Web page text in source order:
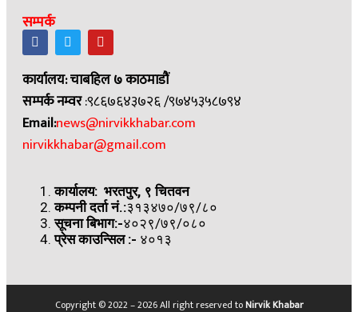
सम्पर्क
कार्यालय: चाबहिल ७ काठमाडौं
सम्पर्क नम्वर:९८६७६४३७२६ /९७४५३५८७९४
Email:news@nirvikkhabar.com
nirvikkhabar@gmail.com
कार्यालय: भरतपुर, ९ चितवन
कम्पनी दर्ता नं.:३१३४७०/७९/८०
सूचना बिभाग:-४०२९/७९/०८०
प्रेस काउन्सिल:- ४०१३
Copyright © 2022 – 2026 All right reserved toNirvik Khabar